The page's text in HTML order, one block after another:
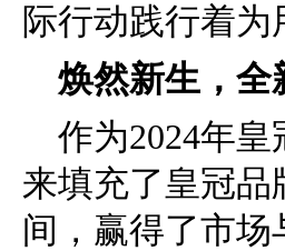
际行动践行着为
焕然新生，全
作为2024年
来填充了皇冠
间，赢得了市场